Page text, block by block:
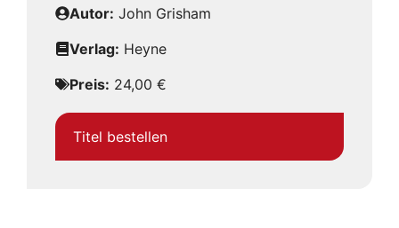
Autor: John Grisham
Verlag: Heyne
Preis: 24,00 €
Titel bestellen